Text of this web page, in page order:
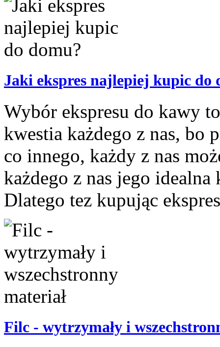
Jaki ekspres najlepiej kupic do
Wybór ekspresu do kawy
kwestia każdego z nas, bo
co innego, każdy z nas
każdego z nas jego idealna
Dlatego tez kupując
Filc - wytrzymały i